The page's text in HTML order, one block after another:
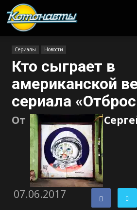
Сериалы Новости
Кто сыграет в
американской
сериала
От
07.06.2017